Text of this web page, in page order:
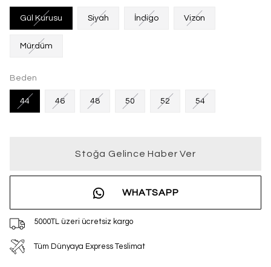
Gül Kurusu Siyah İndigo Vizon
Mürdüm
Beden
44 46 48 50 52 54
Stoğa Gelince Haber Ver
WHATSAPP
5000TL üzeri ücretsiz kargo
Tüm Dünyaya Express Teslimat